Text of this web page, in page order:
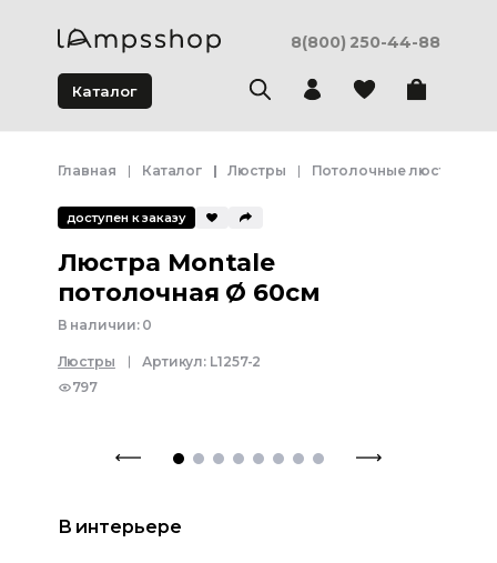
8(800) 250-44-88
Каталог
Главная Каталог Люстры Потолочные люстры
доступен к заказу
Люстра Montale
потолочная Ø 60см
В наличии: 0
Люстры Артикул: L1257-2
797
В интерьере